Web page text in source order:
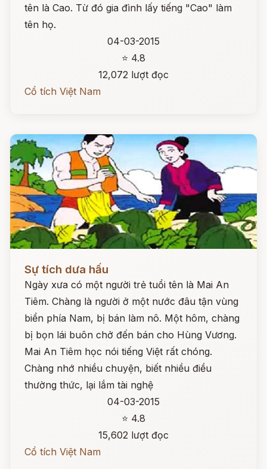
tên là Cao. Từ đó gia đình lấy tiếng "Cao" làm
tên họ.
04-03-2015
⭐ 4.8
12,072 lượt đọc
Cổ tích Việt Nam
Sự tích dưa hấu
Ngày xưa có một người trẻ tuổi tên là Mai An
Tiêm. Chàng là người ở một nước đâu tận vùng
biển phía Nam, bị bán làm nô. Một hôm, chàng
bị bọn lái buôn chở đến bán cho Hùng Vương.
Mai An Tiêm học nói tiếng Việt rất chóng.
Chàng nhớ nhiều chuyện, biết nhiều điều
thường thức, lại lắm tài nghệ
04-03-2015
⭐ 4.8
15,602 lượt đọc
Cổ tích Việt Nam